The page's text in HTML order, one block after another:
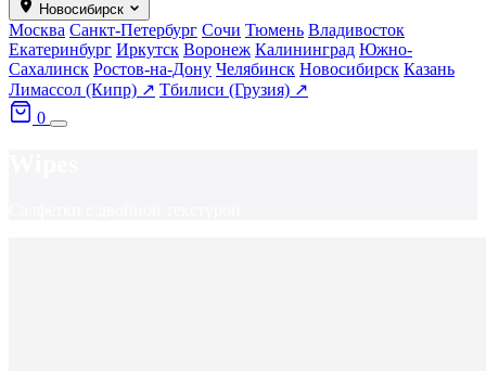
Новосибирск
Москва Санкт-Петербург Сочи Тюмень Владивосток
Екатеринбург Иркутск Воронеж Калининград Южно-
Сахалинск Ростов-на-Дону Челябинск Новосибирск Казань
Лимассол (Кипр) ↗ Тбилиси (Грузия) ↗
0